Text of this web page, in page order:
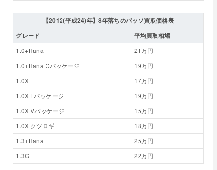
【2012(平成24)年】8年落ちのパッソ買取価格表
グレード
平均買取相場
1.0+Hana
21万円
1.0+Hana Cパッケージ
19万円
1.0X
17万円
1.0X Lパッケージ
19万円
1.0X Vパッケージ
15万円
1.0X クツロギ
18万円
1.3+Hana
25万円
1.3G
22万円